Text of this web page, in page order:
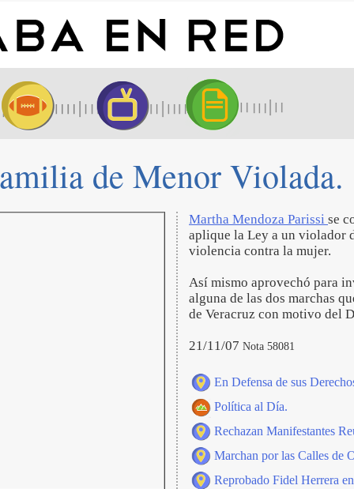
de Menor Violada.
Martha Mendoza Parissi se
aplique la Ley a un violador
violencia contra la mujer.
Así mismo aprovechó para
alguna de las dos marchas
de Veracruz con motivo del
21/11/07 Nota 58081
En Defensa de sus
Política al Día.
Rechazan Manifestantes
Marchan por las Calles de
Reprobado Fidel Herrera